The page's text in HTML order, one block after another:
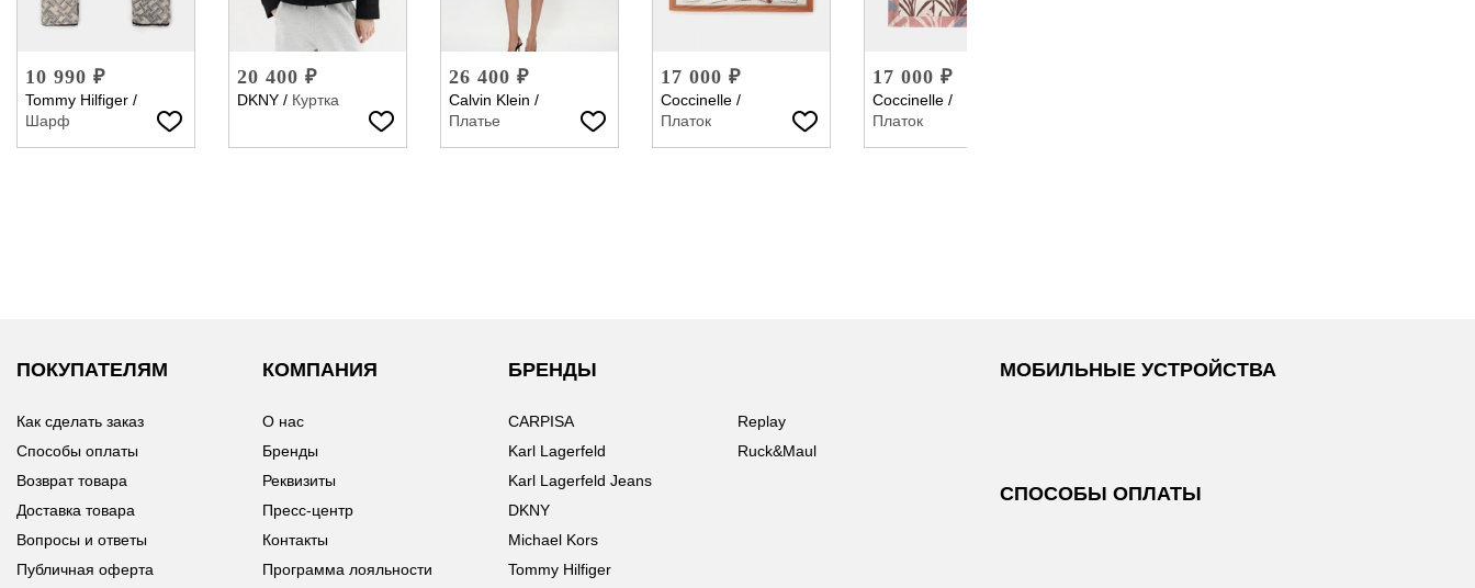
10 990 ₽
Tommy Hilfiger /
Шарф
20 400 ₽
DKNY / Куртка
26 400 ₽
Calvin Klein /
Платье
17 000 ₽
Coccinelle /
Платок
17 000 ₽
Coccinelle /
Платок
ПОКУПАТЕЛЯМ
Как сделать заказ
Способы оплаты
Возврат товара
Доставка товара
Вопросы и ответы
Публичная оферта
КОМПАНИЯ
О нас
Бренды
Реквизиты
Пресс-центр
Контакты
Программа лояльности
БРЕНДЫ
CARPISA
Karl Lagerfeld
Karl Lagerfeld Jeans
DKNY
Michael Kors
Tommy Hilfiger
Replay
Ruck&Maul
МОБИЛЬНЫЕ УСТРОЙСТВА
СПОСОБЫ ОПЛАТЫ